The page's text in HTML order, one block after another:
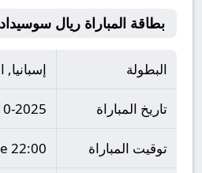
بطاقة المباراة ريال سوسيداد Vs إشبيلية
البطولة
تاريخ المباراة 2025
توقيت المباراة 22:00 Time